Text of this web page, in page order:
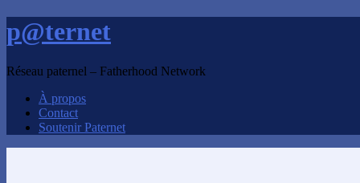
p@ternet
Réseau paternel – Fatherhood Network
À propos
Contact
Soutenir Paternet